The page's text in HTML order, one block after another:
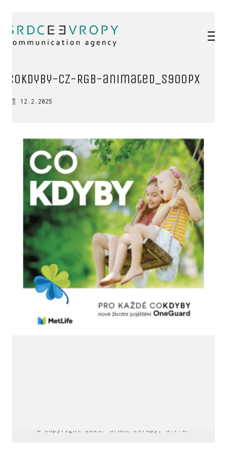
COkdyby-cz-RGB-animated_s900px
12.2.2025
© Copyright 2025. Srdce Evropy, s.r.o.